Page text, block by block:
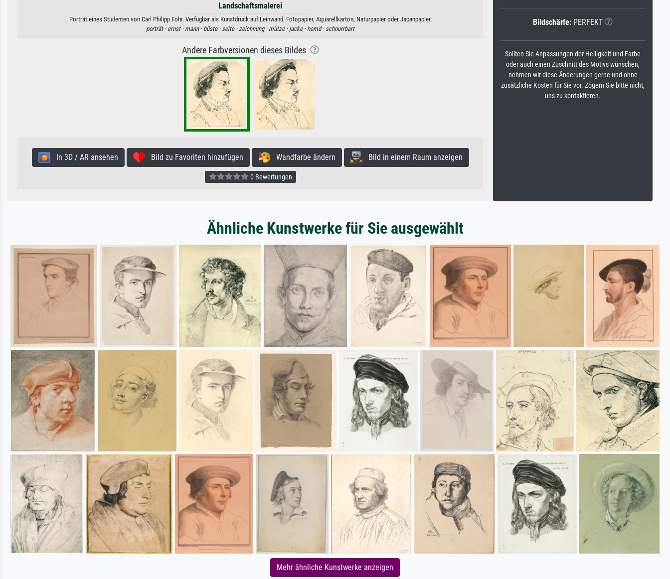
Landschaftsmalerei
Porträt eines Studenten von Carl Philipp Fohr. Verfügbar als Kunstdruck auf Leinwand, Fotopapier, Aquarellkarton, Naturpapier oder Japanpapier.
porträt · ernst · mann · büste · seite · zeichnung · mütze · jacke · hemd · schnurrbart
Andere Farbversionen dieses Bildes
In 3D / AR ansehen Bild zu Favoriten hinzufügen Wandfarbe ändern Bild in einem Raum anzeigen
0 Bewertungen
Bildschärfe: PERFEKT
Sollten Sie Anpassungen der Helligkeit und Farbe
oder auch einen Zuschnitt des Motivs wünschen,
nehmen wir diese Änderungen gerne und ohne
zusätzliche Kosten für Sie vor. Zögern Sie bitte nicht,
uns zu kontaktieren.
Ähnliche Kunstwerke für Sie ausgewählt
Mehr ähnliche Kunstwerke anzeigen